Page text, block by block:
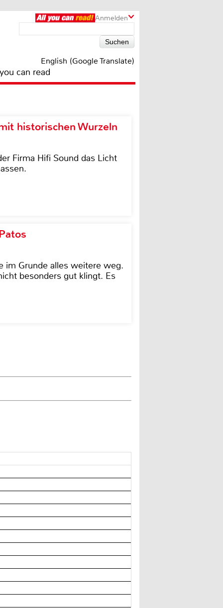
Anmelden
English (Google Translate)
can read
historischen Wurzeln
Firma Hifi Sound das Licht
im Grunde alles weitere weg.
besonders gut klingt. Es